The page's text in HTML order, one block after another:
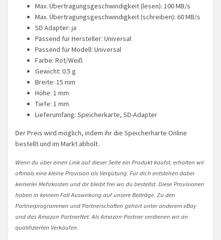
Max. Übertragungsgeschwindigkeit (lesen): 100 MB/s
Max. Übertragungsgeschwindigkeit (schreiben): 60 MB/s
SD Adapter: ja
Passend für Hersteller: Universal
Passend für Modell: Universal
Farbe: Rot/Weiß
Gewicht: 0.5 g
Breite: 15 mm
Höhe: 1 mm
Tiefe: 1 mm
Lieferumfang: Speicherkarte, SD-Adapter
Der Preis wird möglich, indem ihr die Speicherharte Online
bestellt und im Markt abholt.
Wenn du über einen Link auf dieser Seite ein Produkt kaufst, erhalten wir
oftmals eine kleine Provision als Vergütung. Für dich entstehen dabei
keinerlei Mehrkosten und dir bleibt frei wo du bestellst. Diese Provisionen
haben in keinem Fall Auswirkung auf unsere Beiträge. Zu den
Partnerprogrammen und Partnerschaften gehört unter anderem eBay
und das Amazon PartnerNet. Als Amazon-Partner verdienen wir an
qualifizierten Verkäufen.